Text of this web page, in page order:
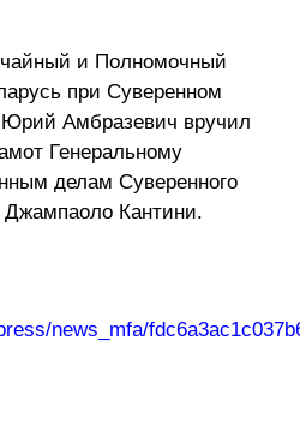
и Полномочный
при Суверенном
Амбразевич вручил
Генеральному
делам Суверенного
Джампаоло Кантини.
news_mfa/